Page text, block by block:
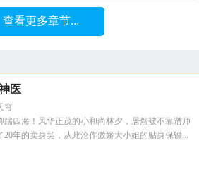
查看更多章节...
医
穹
踹四海！风华正茂的小和尚林夕，居然被不靠谱师
20年的卖身契，从此沦作傲娇大小姐的贴身保镖...